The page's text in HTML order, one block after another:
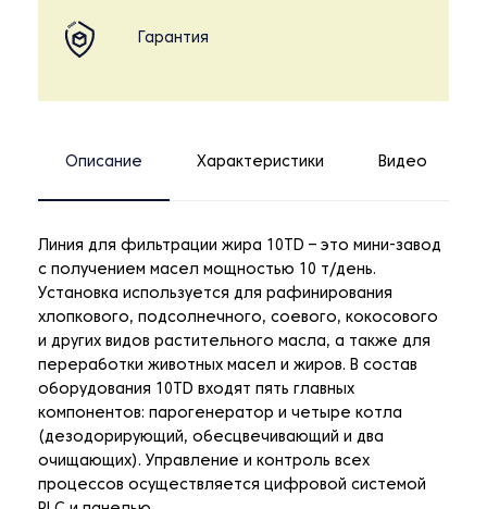
Гарантия
Описание Характеристики Видео
Линия для фильтрации жира 10TD – это мини-завод
с получением масел мощностью 10 т/день.
Установка используется для рафинирования
хлопкового, подсолнечного, соевого, кокосового
и других видов растительного масла, а также для
переработки животных масел и жиров. В состав
оборудования 10TD входят пять главных
компонентов: парогенератор и четыре котла
(дезодорирующий, обесцвечивающий и два
очищающих). Управление и контроль всех
процессов осуществляется цифровой системой